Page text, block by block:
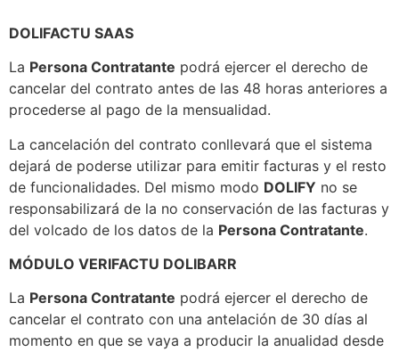
DOLIFACTU SAAS
La Persona Contratante podrá ejercer el derecho de
cancelar del contrato antes de las 48 horas anteriores a
procederse al pago de la mensualidad.
La cancelación del contrato conllevará que el sistema
dejará de poderse utilizar para emitir facturas y el resto
de funcionalidades. Del mismo modo DOLIFY no se
responsabilizará de la no conservación de las facturas y
del volcado de los datos de la Persona Contratante.
MÓDULO VERIFACTU DOLIBARR
La Persona Contratante podrá ejercer el derecho de
cancelar el contrato con una antelación de 30 días al
momento en que se vaya a producir la anualidad desde